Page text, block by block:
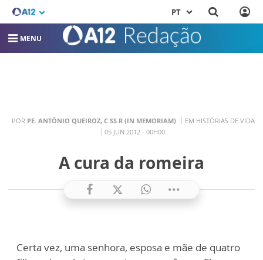
PT
MENU
POR PE. ANTÔNIO QUEIROZ, C.SS.R (IN MEMORIAM)
EM HISTÓRIAS DE VIDA
05 JUN 2012 - 00H00
A cura da romeira
Certa vez, uma senhora, esposa e mãe de quatro